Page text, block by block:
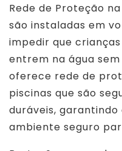
Rede de Proteção
são instaladas em
impedir que
entrem na água sem
oferece rede de
piscinas que são
duráveis, garantindo
ambiente seguro